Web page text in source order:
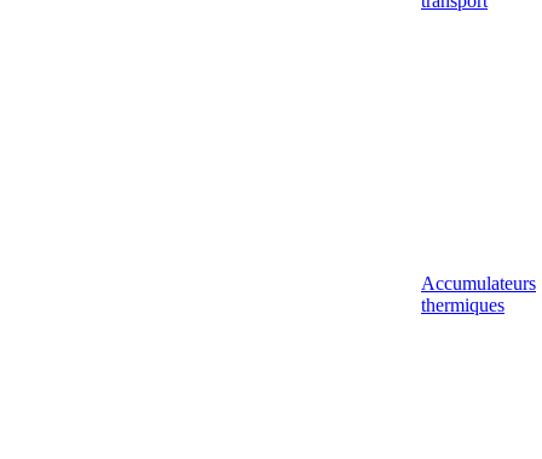
Accumulateurs
thermiques